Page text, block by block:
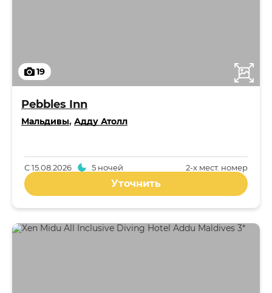
19
Pebbles Inn
Мальдивы, Адду Атолл
2-x мест. номер
С15.08.2026 5 ночей
Уточнить